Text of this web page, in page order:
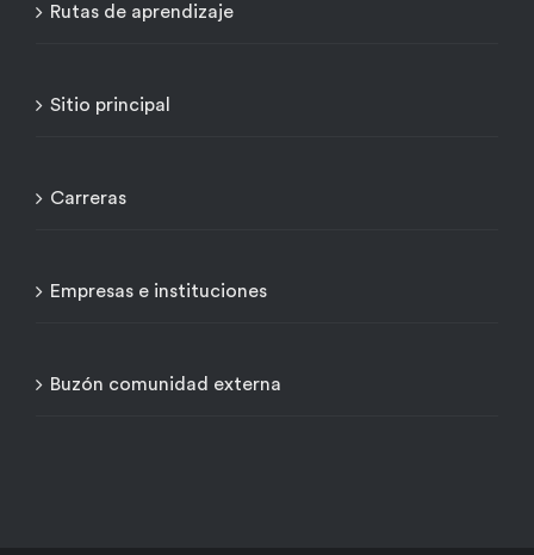
Rutas de aprendizaje
Sitio principal
Carreras
Empresas e instituciones
Buzón comunidad externa